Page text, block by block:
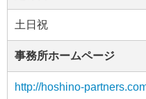
土日祝
事務所ホームページ
http://hoshino-